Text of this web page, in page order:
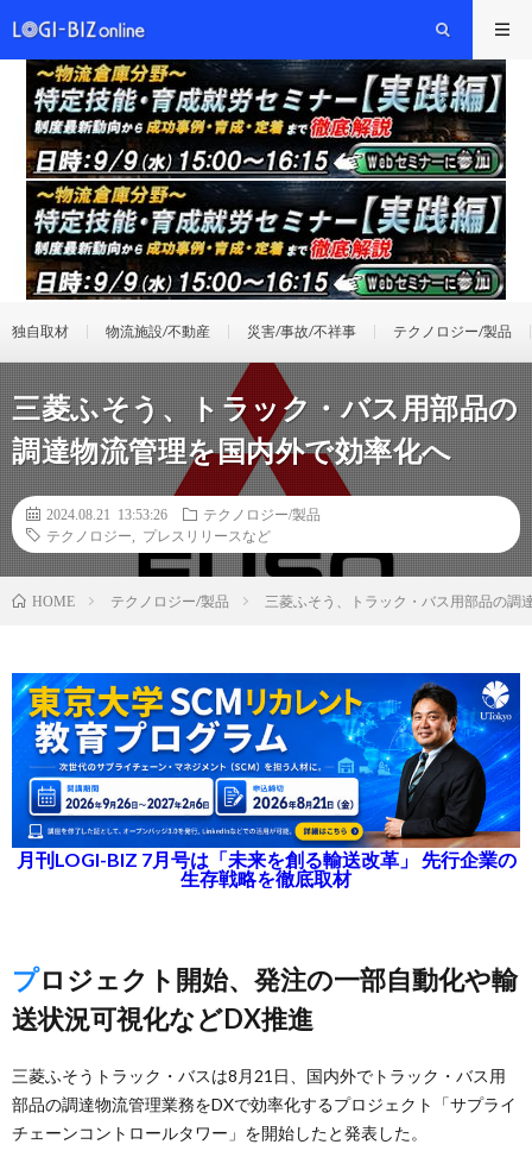
独自取材 物流施設/不動産 災害/事故/不祥事 テクノロジー/製品
三菱ふそう、トラック・バス用部品の
調達物流管理を国内外で効率化へ
2024.08.21 13:53:26
テクノロジー/製品
テクノロジー
プレスリリースなど
HOME テクノロジー/製品 三菱ふそう、トラック・バス用部品の調
月刊LOGI-BIZ 7月号は「未来を創る輸送改革」 先行企業の
生存戦略を徹底取材
プロジェクト開始、発注の一部自動化や輸
送状況可視化などDX推進
三菱ふそうトラック・バスは8月21日、国内外でトラック・バス用
部品の調達物流管理業務をDXで効率化するプロジェクト「サプライ
チェーンコントロールタワー」を開始したと発表した。